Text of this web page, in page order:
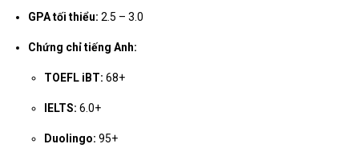
GPA tối thiểu: 2.5 – 3.0
Chứng chỉ tiếng Anh:
TOEFL iBT: 68+
IELTS: 6.0+
Duolingo: 95+